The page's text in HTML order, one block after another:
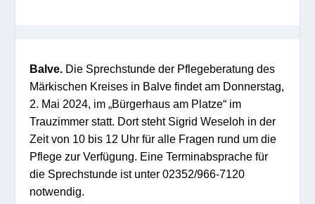
Balve. Die Sprechstunde der Pflegeberatung des
Märkischen Kreises in Balve findet am Donnerstag,
2. Mai 2024, im „Bürgerhaus am Platze“ im
Trauzimmer statt. Dort steht Sigrid Weseloh in der
Zeit von 10 bis 12 Uhr für alle Fragen rund um die
Pflege zur Verfügung. Eine Terminabsprache für
die Sprechstunde ist unter 02352/966-7120
notwendig.